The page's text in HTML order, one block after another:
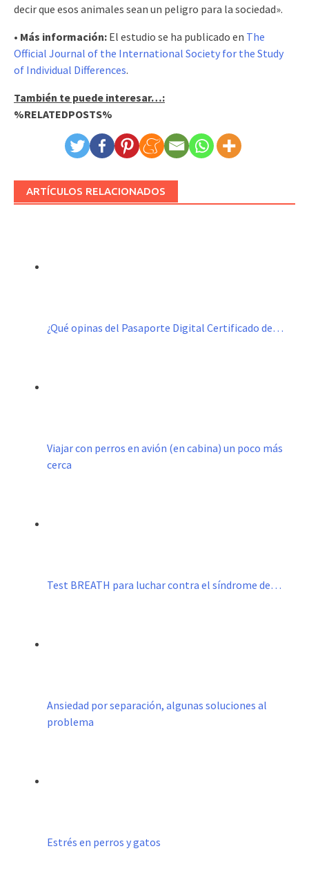
decir que esos animales sean un peligro para la sociedad».
• Más información: El estudio se ha publicado en The
Official Journal of the International Society for the Study
of Individual Differences.
También te puede interesar…:
%RELATEDPOSTS%
ARTÍCULOS RELACIONADOS
¿Qué opinas del Pasaporte Digital Certificado de…
Viajar con perros en avión (en cabina) un poco más
cerca
Test BREATH para luchar contra el síndrome de…
Ansiedad por separación, algunas soluciones al
problema
Estrés en perros y gatos